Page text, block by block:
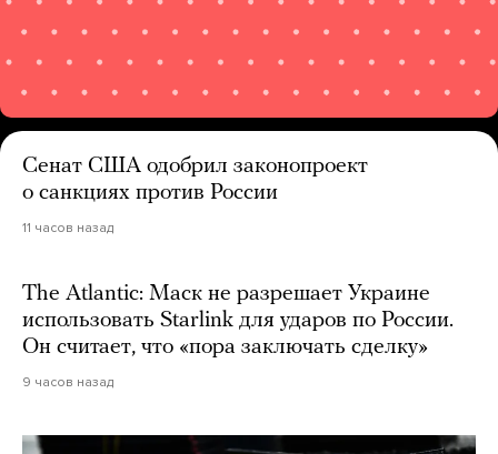
Сенат США одобрил законопроект
о санкциях против России
11 часов назад
The Atlantic: Маск не разрешает Украине
использовать Starlink для ударов по России.
Он считает, что «пора заключать сделку»
9 часов назад